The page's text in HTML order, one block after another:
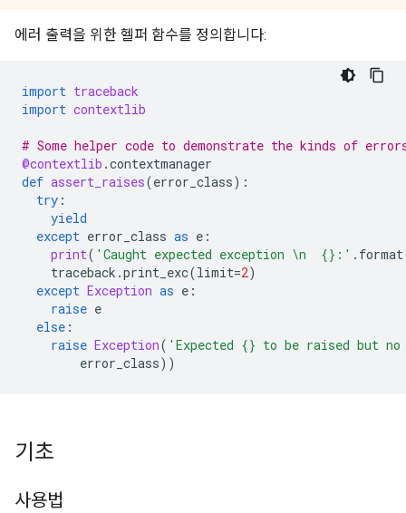
에러 출력을 위한 헬퍼 함수를 정의합니다:
import traceback
import contextlib
# Some helper code to demonstrate the kinds of
@contextlib .contextmanager
def assert_raises(error_class):
try :
yield
except error_class as e :
print( 'Caught expected exception \n {} :' . format
traceback .print_exc(limit=2)
except Exception as e :
raise e
else :
raise Exception( 'Expected {} to be raised but
error_class))
기초
사용법